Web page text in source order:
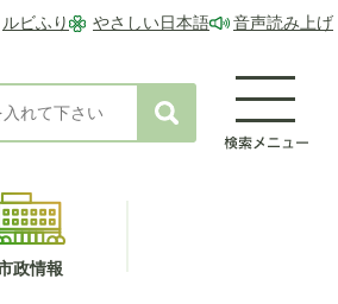
ルビふり やさしい日本語 音声読み上げ
政情報